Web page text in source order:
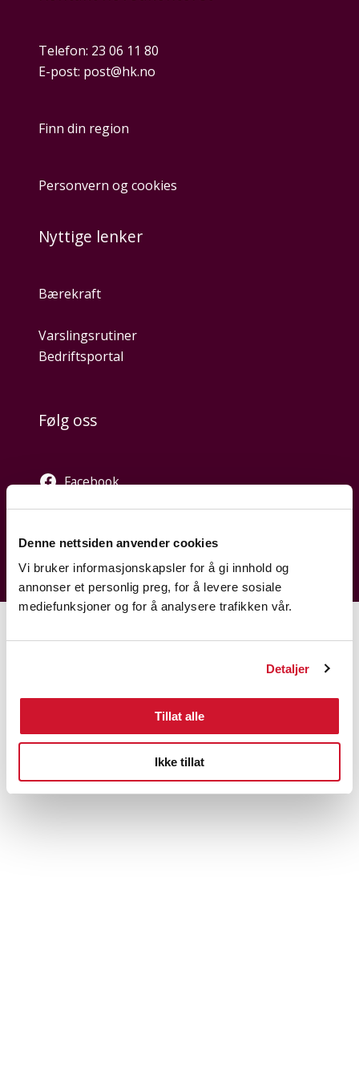
Denne nettsiden anvender cookies
Vi bruker informasjonskapsler for å gi innhold og
annonser et personlig preg, for å levere sosiale
mediefunksjoner og for å analysere trafikken vår.
Detaljer
Tillat alle
Ikke tillat
Telefon: 23 06 11 80
E-post: post@hk.no
Finn din region
Personvern og cookies
Nyttige lenker
Bærekraft
Varslingsrutiner
Bedriftsportal
Følg oss
Facebook